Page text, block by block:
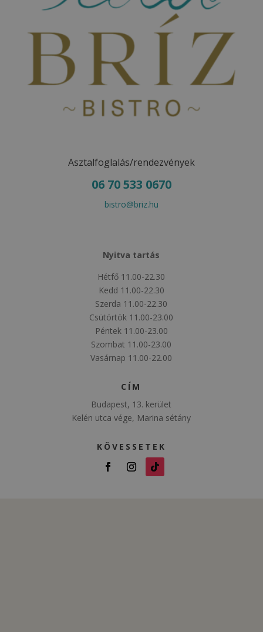
Asztalfoglalás/rendezvények
06 70 533 0670
bistro@briz.hu
Nyitva tartás
Hétfő 11.00-22.30
Kedd 11.00-22.30
Szerda 11.00-22.30
Csütörtök 11.00-23.00
Péntek 11.00-23.00
Szombat 11.00-23.00
Vasárnap 11.00-22.00
CÍM
Budapest, 13. kerület
Kelén utca vége, Marina sétány
KÖVESSETEK